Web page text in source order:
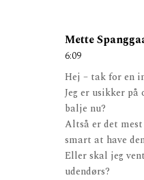
Mette
6:09
Hej – tak for en
Jeg er usikker på
balje nu?
Altså er det
smart at have
Eller skal jeg
udendørs?